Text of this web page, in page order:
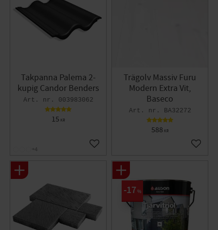
Takpanna Palema 2-
kupig Candor Benders
003983062
15 KR
Lägg till i favoriter
+4
Trägolv Massiv Furu
Modern Extra Vit,
Baseco
BA32272
588 KR
Lägg
17 %